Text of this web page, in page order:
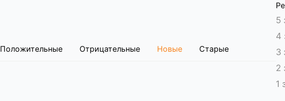
Положительные Отрицательные Новые Старые
5
4
3
2
1